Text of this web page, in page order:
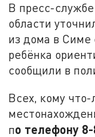
В пресс-
области
из дома в Симе
ребёнка
сообщили в
Всех, кому что-
по телефону